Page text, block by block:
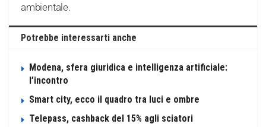
ambientale.
Potrebbe interessarti anche
Modena, sfera giuridica e intelligenza artificiale:
l’incontro
Smart city, ecco il quadro tra luci e ombre
Telepass, cashback del 15% agli sciatori